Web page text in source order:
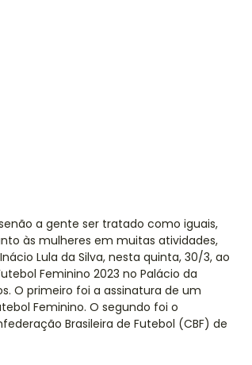
a gente ser tratado como iguais,
às mulheres em muitas atividades,
Lula da Silva, nesta quinta, 30/3, ao
Feminino 2023 no Palácio da
O primeiro foi a assinatura de um
Feminino. O segundo foi o
Brasileira de Futebol (CBF) de